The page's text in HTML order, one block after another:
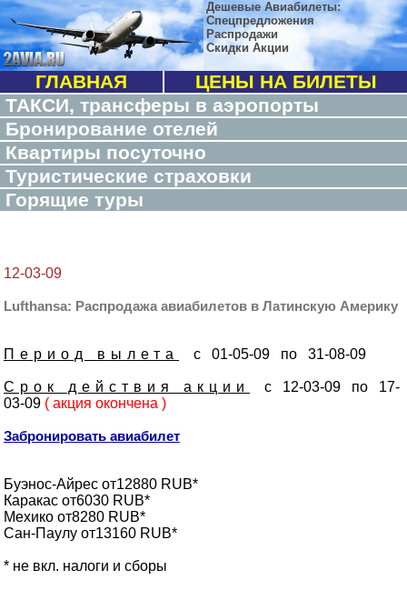
Дешевые Авиабилеты:
Спецпредложения
Распродажи
Скидки Акции
ГЛАВНАЯ
ЦЕНЫ НА БИЛЕТЫ
ТАКСИ, трансферы в аэропорты
Бронирование отелей
Квартиры посуточно
Туристические страховки
Горящие туры
12-03-09
Lufthansa: Распродажа авиабилетов в Латинскую Америку
Период вылета с 01-05-09 по 31-08-09
Срок действия акции
с 12-03-09 по 17-
03-09 ( акция окончена )
Забронировать авиабилет
Буэнос-Айрес от12880 RUB*
Каракас от6030 RUB*
Мехико от8280 RUB*
Сан-Паулу от13160 RUB*
* не вкл. налоги и сборы